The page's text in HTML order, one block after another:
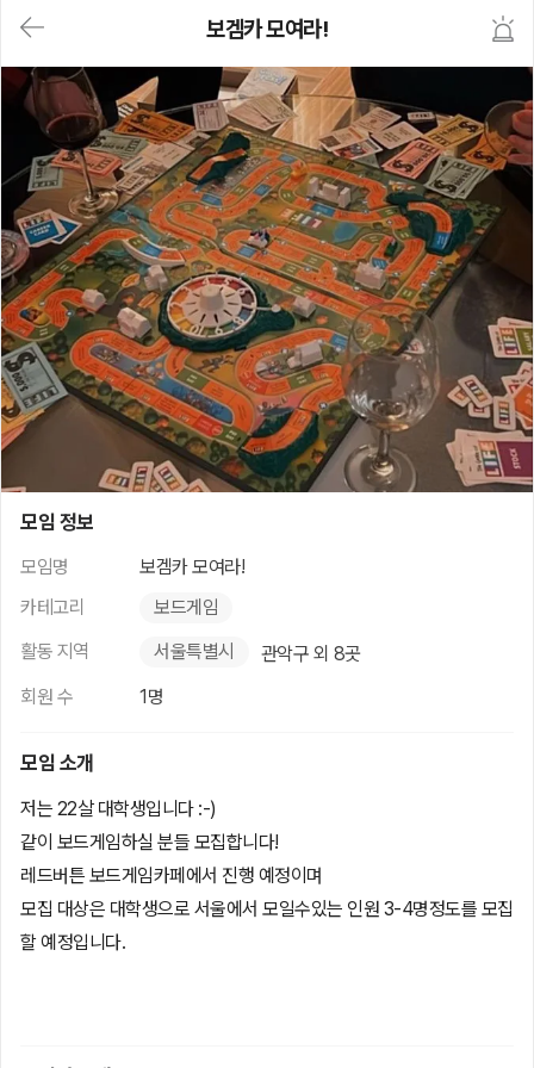
가
임,
시
판,
내
모
임,
M
Y)
본
문
바
로
기
보겜카 모여라!
모임 정보
모임명
보겜카 모여라!
카테고리
보드게임
활동 지역
서울특별시
관악구 외 8곳
회원 수
1명
모임 소개
저는 22살 대학생입니다 :-)
같이 보드게임하실 분들 모집합니다!
레드버튼 보드게임카페에서 진행 예정이며
모집 대상은 대학생으로 서울에서 모일수있는 인원 3-4명정도를 모집
할 예정입니다.